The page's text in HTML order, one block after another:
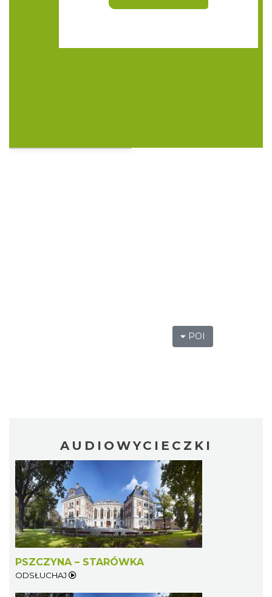
POI
AUDIOWYCIECZKI
PSZCZYNA – STARÓWKA
ODSŁUCHAJ